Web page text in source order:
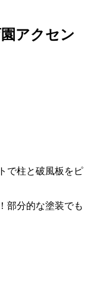
アクセン
で柱と破風板をピ
部分的な塗装でも